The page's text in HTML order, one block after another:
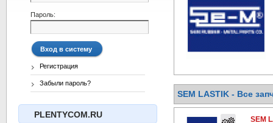
SEM LASTIK - Все
SEM
Пароль:
Регистрация
Забыли пароль?
PLENTYCOM.RU